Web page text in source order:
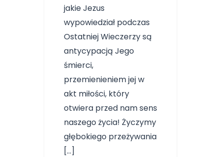
jakie Jezus
wypowiedział podczas
Ostatniej Wieczerzy są
antycypacją Jego
śmierci,
przemienieniem jej w
akt miłości, który
otwiera przed nam sens
naszego życia! Życzymy
głębokiego przeżywania
[…]